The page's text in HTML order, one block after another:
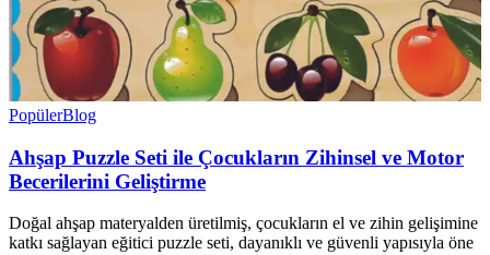
PopülerBlog
Ahşap Puzzle Seti ile Çocukların Zihinsel ve Motor
Becerilerini Geliştirme
Doğal ahşap materyalden üretilmiş, çocukların el ve zihin gelişimine
katkı sağlayan eğitici puzzle seti, dayanıklı ve güvenli yapısıyla öne